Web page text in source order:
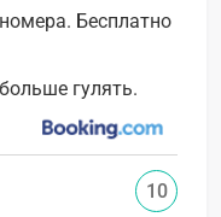
Бесплатно
гулять.
10